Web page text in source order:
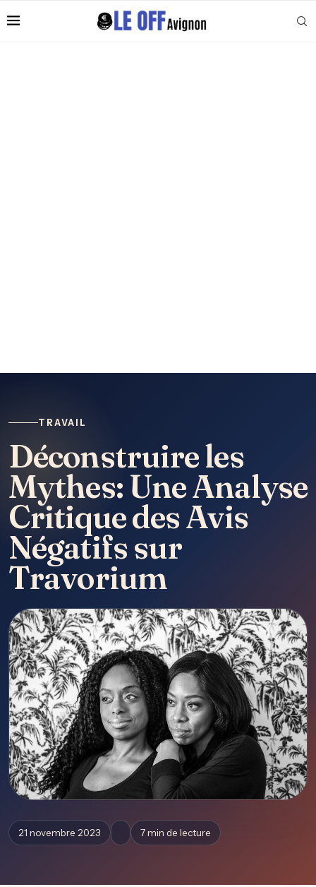
TRAVAIL
Déconstruire les
Mythes: Une Analyse
Critique des Avis
Négatifs sur
Travorium
21 novembre 2023 7 min de lecture